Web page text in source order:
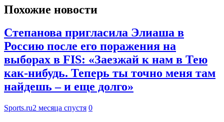
Похожие новости
Степанова пригласила Элиаша в
Россию после его поражения на
выборах в FIS: «Заезжай к нам в Тею
как-нибудь. Теперь ты точно меня там
найдешь – и еще долго»
Sports.ru2 месяца спустя 0